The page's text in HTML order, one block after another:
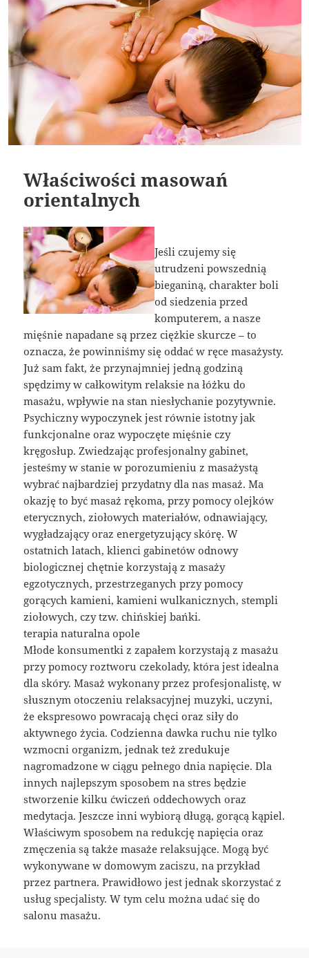
Właściwości masowań
orientalnych
Jeśli czujemy się
utrudzeni powszednią
bieganiną, charakter boli
od siedzenia przed
komputerem, a nasze
mięśnie napadane są przez ciężkie skurcze – to
oznacza, że powinniśmy się oddać w ręce masażysty.
Już sam fakt, że przynajmniej jedną godziną
spędzimy w całkowitym relaksie na łóżku do
masażu, wpływie na stan niesłychanie pozytywnie.
Psychiczny wypoczynek jest równie istotny jak
funkcjonalne oraz wypoczęte mięśnie czy
kręgosłup. Zwiedzając profesjonalny gabinet,
jesteśmy w stanie w porozumieniu z masażystą
wybrać najbardziej przydatny dla nas masaż. Ma
okazję to być masaż rękoma, przy pomocy olejków
eterycznych, ziołowych materiałów, odnawiający,
wygładzający oraz energetyzujący skórę. W
ostatnich latach, klienci gabinetów odnowy
biologicznej chętnie korzystają z masaży
egzotycznych, przestrzeganych przy pomocy
gorących kamieni, kamieni wulkanicznych, stempli
ziołowych, czy tzw. chińskiej bańki.
terapia naturalna opole
Młode konsumentki z zapałem korzystają z masażu
przy pomocy roztworu czekolady, która jest idealna
dla skóry. Masaż wykonany przez profesjonalistę, w
słusznym otoczeniu relaksacyjnej muzyki, uczyni,
że ekspresowo powracają chęci oraz siły do
aktywnego życia. Codzienna dawka ruchu nie tylko
wzmocni organizm, jednak też zredukuje
nagromadzone w ciągu pełnego dnia napięcie. Dla
innych najlepszym sposobem na stres będzie
stworzenie kilku ćwiczeń oddechowych oraz
medytacja. Jeszcze inni wybiorą długą, gorącą kąpiel.
Właściwym sposobem na redukcję napięcia oraz
zmęczenia są także masaże relaksujące. Mogą być
wykonywane w domowym zaciszu, na przykład
przez partnera. Prawidłowo jest jednak skorzystać z
usług specjalisty. W tym celu można udać się do
salonu masażu.